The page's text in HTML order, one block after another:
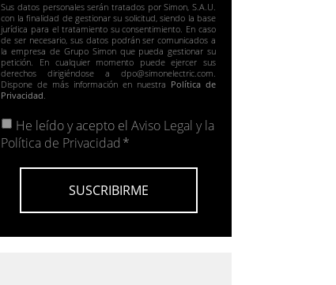
Sus datos personales serán tratados por Simon, S.A.U.
con la finalidad de gestionar su solicitud, siendo la base
jurídica para el tratamiento su consentimiento. En caso
de ser necesario, sus datos podrán ser comunicados a
la empresa de Grupo Simon que pueda gestionar su
petición. En cualquier momento puede ejercer sus
derechos dirigiéndose a dpo@simonelectric.com.
Dispone de más información en nuestra Política de
Privacidad.
He leído y acepto elAviso Legal y la
Política de Privacidad *